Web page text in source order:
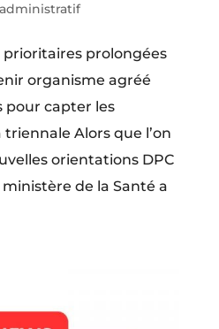
prioritaires prolongées
organisme agréé
pour capter les
Alors que l’on
orientations DPC
de la Santé a